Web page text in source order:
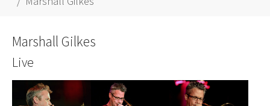
Marshall Gilkes
Live
Show larger version for:Show larger version for:Show larger version